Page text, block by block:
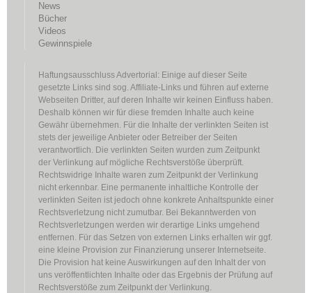
News
Bücher
Videos
Gewinnspiele
Haftungsausschluss Advertorial: Einige auf dieser Seite
gesetzte Links sind sog. Affiliate-Links und führen auf externe
Webseiten Dritter, auf deren Inhalte wir keinen Einfluss haben.
Deshalb können wir für diese fremden Inhalte auch keine
Gewähr übernehmen. Für die Inhalte der verlinkten Seiten ist
stets der jeweilige Anbieter oder Betreiber der Seiten
verantwortlich. Die verlinkten Seiten wurden zum Zeitpunkt
der Verlinkung auf mögliche Rechtsverstöße überprüft.
Rechtswidrige Inhalte waren zum Zeitpunkt der Verlinkung
nicht erkennbar. Eine permanente inhaltliche Kontrolle der
verlinkten Seiten ist jedoch ohne konkrete Anhaltspunkte einer
Rechtsverletzung nicht zumutbar. Bei Bekanntwerden von
Rechtsverletzungen werden wir derartige Links umgehend
entfernen. Für das Setzen von externen Links erhalten wir ggf.
eine kleine Provision zur Finanzierung unserer Internetseite.
Die Provision hat keine Auswirkungen auf den Inhalt der von
uns veröffentlichten Inhalte oder das Ergebnis der Prüfung auf
Rechtsverstöße zum Zeitpunkt der Verlinkung.